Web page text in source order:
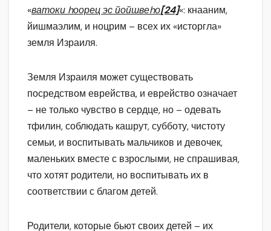
«ватоки hоорец эс йойшвеhо[24]«: кнааним,
йишмаэлим, и ноцрим – всех их «исторгла»
земля Израиля.
Земля Израиля может существовать
посредством еврейства, и еврейство означает
– не только чувство в сердце, но – одевать
тфилин, соблюдать кашрут, субботу, чистоту
семьи, и воспитывать мальчиков и девочек,
маленьких вместе с взрослыми, не спрашивая,
что хотят родители, но воспитывать их в
соответствии с благом детей.
Родители, которые бьют своих детей – их